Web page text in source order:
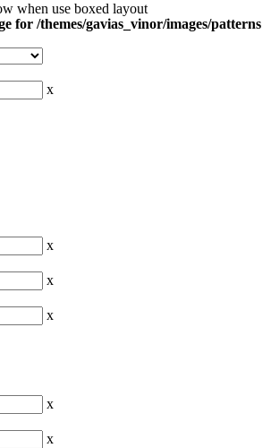
when use boxed layout
for /themes/gavias_vinor/images/patterns
x
x
x
x
x
x